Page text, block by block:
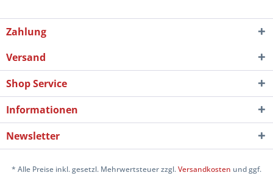
Zahlung
Versand
Shop Service
Informationen
Newsletter
* Alle Preise inkl. gesetzl. Mehrwertsteuer zzgl.Versandkosten und ggf.